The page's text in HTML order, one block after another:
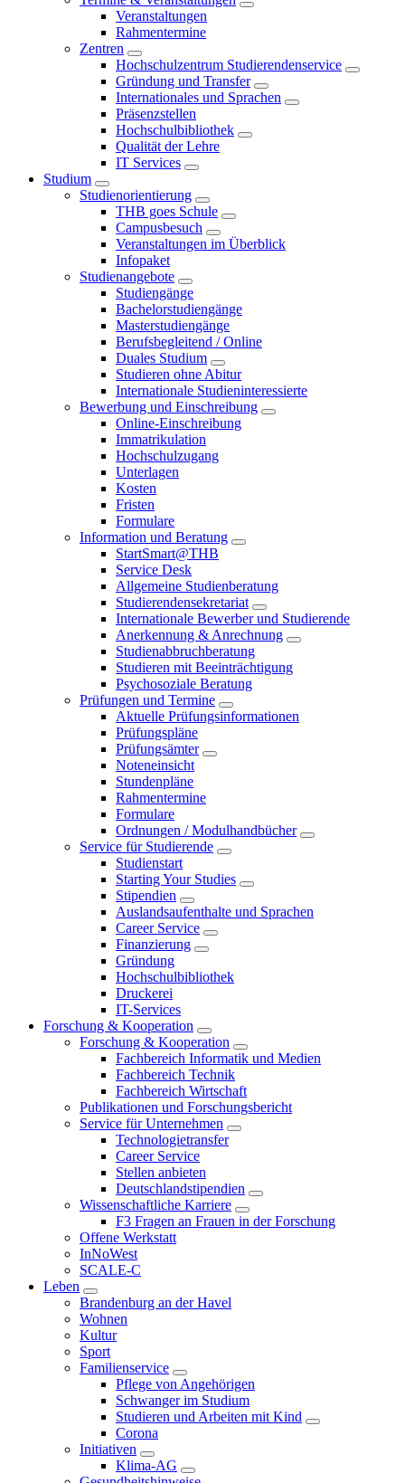
Veranstaltungen
Rahmentermine
Zentren
Hochschulzentrum Studierendenservice
Gründung und Transfer
Internationales und Sprachen
Präsenzstellen
Hochschulbibliothek
Qualität der Lehre
IT Services
Studium
Studienorientierung
THB goes Schule
Campusbesuch
Veranstaltungen im Überblick
Infopaket
Studienangebote
Studiengänge
Bachelorstudiengänge
Masterstudiengänge
Berufsbegleitend / Online
Duales Studium
Studieren ohne Abitur
Internationale Studieninteressierte
Bewerbung und Einschreibung
Online-Einschreibung
Immatrikulation
Hochschulzugang
Unterlagen
Kosten
Fristen
Formulare
Information und Beratung
StartSmart@THB
Service Desk
Allgemeine Studienberatung
Studierendensekretariat
Internationale Bewerber und Studierende
Anerkennung & Anrechnung
Studienabbruchberatung
Studieren mit Beeinträchtigung
Psychosoziale Beratung
Prüfungen und Termine
Aktuelle Prüfungsinformationen
Prüfungspläne
Prüfungsämter
Noteneinsicht
Stundenpläne
Rahmentermine
Formulare
Ordnungen / Modulhandbücher
Service für Studierende
Studienstart
Starting Your Studies
Stipendien
Auslandsaufenthalte und Sprachen
Career Service
Finanzierung
Gründung
Hochschulbibliothek
Druckerei
IT-Services
Forschung & Kooperation
Forschung & Kooperation
Fachbereich Informatik und Medien
Fachbereich Technik
Fachbereich Wirtschaft
Publikationen und Forschungsbericht
Service für Unternehmen
Technologietransfer
Career Service
Stellen anbieten
Deutschlandstipendien
Wissenschaftliche Karriere
F3 Fragen an Frauen in der Forschung
Offene Werkstatt
InNoWest
SCALE-C
Leben
Brandenburg an der Havel
Wohnen
Kultur
Sport
Familienservice
Pflege von Angehörigen
Schwanger im Studium
Studieren und Arbeiten mit Kind
Corona
Initiativen
Klima-AG